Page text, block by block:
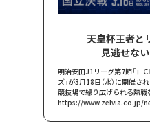
天皇杯王者と
見逃せない
明治安田J1リーグ第7節「Ｆ
ズ」が3月18日（水）に開催さ
競技場で繰り広げられる熱戦
https://www.zelvia.co.jp/